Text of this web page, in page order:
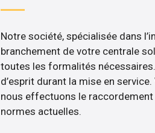
Notre société, spécialisée dans
branchement de votre centrale
toutes les formalités
d’esprit durant la mise en
nous effectuons le
normes actuelles.